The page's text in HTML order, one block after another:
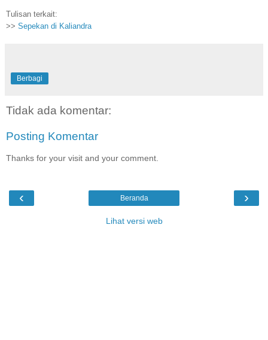
Tulisan terkait:
>> Sepekan di Kaliandra
Berbagi
Tidak ada komentar:
Posting Komentar
Thanks for your visit and your comment.
‹ ›
Beranda
Lihat versi web